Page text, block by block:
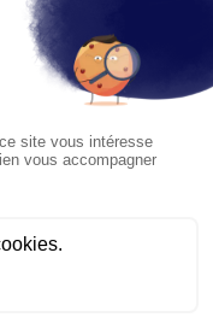
2026 de KTO
du pape Léon
sur KTO le
Argentine et
2026